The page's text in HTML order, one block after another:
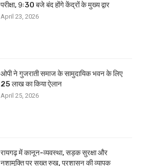
परीक्षा, 9ः30 बजे बंद होंगे केंद्रों के मुख्य द्वार
April 23, 2026
ओपी ने गुजराती समाज के सामुदायिक भवन के लिए
25 लाख का किया ऐलान
April 25, 2026
रायगढ़ में कानून-व्यवस्था, सड़क सुरक्षा और
नशामुक्ति पर सख्त रुख, प्रशासन की व्यापक